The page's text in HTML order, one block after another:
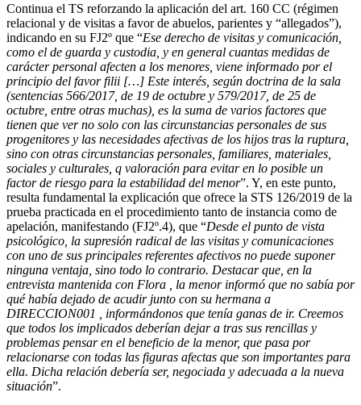
Continua el TS reforzando la aplicación del art. 160 CC (régimen
relacional y de visitas a favor de abuelos, parientes y “allegados”),
indicando en su FJ2º que “Ese derecho de visitas y comunicación,
como el de guarda y custodia, y en general cuantas medidas de
carácter personal afecten a los menores, viene informado por el
principio del favor filii […] Este interés, según doctrina de la sala
(sentencias 566/2017, de 19 de octubre y 579/2017, de 25 de
octubre, entre otras muchas), es la suma de varios factores que
tienen que ver no solo con las circunstancias personales de sus
progenitores y las necesidades afectivas de los hijos tras la ruptura,
sino con otras circunstancias personales, familiares, materiales,
sociales y culturales, q valoración para evitar en lo posible un
factor de riesgo para la estabilidad del menor”. Y, en este punto,
resulta fundamental la explicación que ofrece la STS 126/2019 de la
prueba practicada en el procedimiento tanto de instancia como de
apelación, manifestando (FJ2º.4), que “Desde el punto de vista
psicológico, la supresión radical de las visitas y comunicaciones
con uno de sus principales referentes afectivos no puede suponer
ninguna ventaja, sino todo lo contrario. Destacar que, en la
entrevista mantenida con Flora , la menor informó que no sabía por
qué había dejado de acudir junto con su hermana a
DIRECCION001 , informándonos que tenía ganas de ir. Creemos
que todos los implicados deberían dejar a tras sus rencillas y
problemas pensar en el beneficio de la menor, que pasa por
relacionarse con todas las figuras afectas que son importantes para
ella. Dicha relación debería ser, negociada y adecuada a la nueva
situación”.